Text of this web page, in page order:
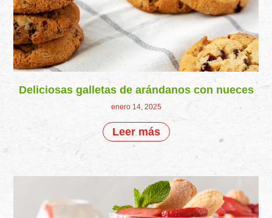
Deliciosas galletas de arándanos con nueces
enero 14, 2025
Leer más